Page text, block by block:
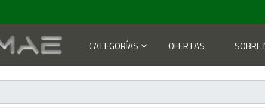
CATEGORÍAS OFERTAS SOBRE